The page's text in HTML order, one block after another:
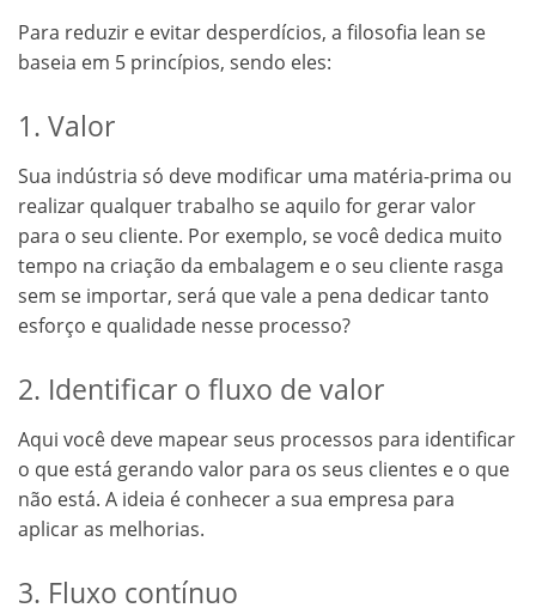
Para reduzir e evitar desperdícios, a filosofia lean se
baseia em 5 princípios, sendo eles:
1. Valor
Sua indústria só deve modificar uma matéria-prima ou
realizar qualquer trabalho se aquilo for gerar valor
para o seu cliente. Por exemplo, se você dedica muito
tempo na criação da embalagem e o seu cliente rasga
sem se importar, será que vale a pena dedicar tanto
esforço e qualidade nesse processo?
2. Identificar o fluxo de valor
Aqui você deve mapear seus processos para identificar
o que está gerando valor para os seus clientes e o que
não está. A ideia é conhecer a sua empresa para
aplicar as melhorias.
3. Fluxo contínuo